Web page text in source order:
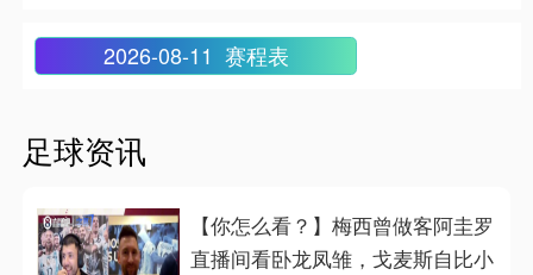
2026-08-11 赛程表
足球资讯
【你怎么看？】梅西曾做客阿圭罗
直播间看卧龙凤雏，戈麦斯自比小